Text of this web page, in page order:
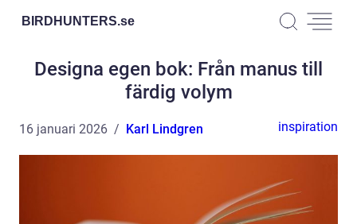
BIRDHUNTERS.se
Designa egen bok: Från manus till
färdig volym
16 januari 2026 Karl Lindgren inspiration